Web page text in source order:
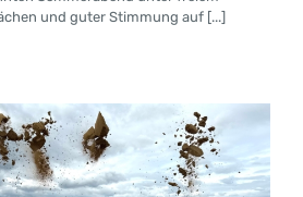
und guter Stimmung auf [...]